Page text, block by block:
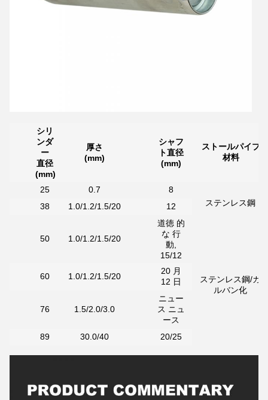
シリ
ンダ
ー
直径
(mm)
厚さ
(mm)
シャフ
ト直径
(mm)
ストールパイプ
材料
25 0.7
8
ステンレス鋼
38 1.0/1.2/1.5/20 12
50 1.0/1.2/1.5/20
道徳 的
な 行
動,
15/12
ステンレス鋼/ガ
ルバン化
60 1.0/1.2/1.5/20
20 月
12 日
76 1.5/2.0/3.0
ニュー
ス ニュ
ース
89
30.0/40 20/25